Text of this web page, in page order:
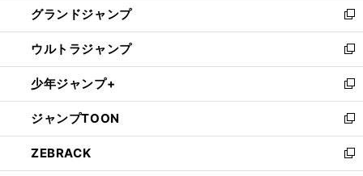
で
開
く
ド
ウ
で
開
く
ィ
ン
ド
ウ
で
開
く
い
ウ
ィ
ン
ド
ウ
で
開
く
グランドジャンプ
新
し
い
ウ
ィ
ン
ド
ウ
で
開
ウルトラジャンプ
新
し
い
ウ
ィ
ン
ド
ウ
少年ジャンプ+
新
し
い
ウ
ィ
ン
ジャンプTOON
新
し
い
ウ
ZEBRACK
新